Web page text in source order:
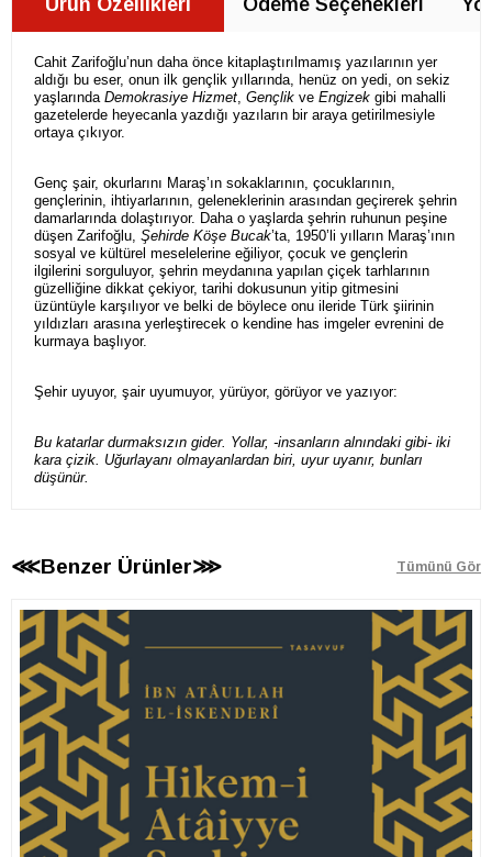
Cahit Zarifoğlu’nun daha önce kitaplaştırılmamış yazılarının yer
aldığı bu eser, onun ilk gençlik yıllarında, henüz on yedi, on sekiz
yaşlarında Demokrasiye Hizmet, Gençlik ve Engizek gibi mahalli
gazetelerde heyecanla yazdığı yazıların bir araya getirilmesiyle
ortaya çıkıyor.
Genç şair, okurlarını Maraş’ın sokaklarının, çocuklarının,
gençlerinin, ihtiyarlarının, geleneklerinin arasından geçirerek şehrin
damarlarında dolaştırıyor. Daha o yaşlarda şehrin ruhunun peşine
düşen Zarifoğlu, Şehirde Köşe Bucak’ta, 1950’li yılların Maraş’ının
sosyal ve kültürel meselelerine eğiliyor, çocuk ve gençlerin
ilgilerini sorguluyor, şehrin meydanına yapılan çiçek tarhlarının
güzelliğine dikkat çekiyor, tarihi dokusunun yitip gitmesini
üzüntüyle karşılıyor ve belki de böylece onu ileride Türk şiirinin
yıldızları arasına yerleştirecek o kendine has imgeler evrenini de
kurmaya başlıyor.
Şehir uyuyor, şair uyumuyor, yürüyor, görüyor ve yazıyor:
Bu katarlar durmaksızın gider. Yollar, -insanların alnındaki gibi- iki
kara çizik. Uğurlayanı olmayanlardan biri, uyur uyanır, bunları
düşünür.
⋘Benzer Ürünler⋙ Tümünü Gör